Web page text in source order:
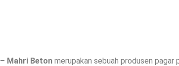
– Mahri Beton merupakan sebuah produsen pagar